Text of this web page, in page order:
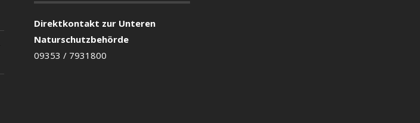
Direktkontakt zur Unteren
Naturschutzbehörde
09353 / 7931800